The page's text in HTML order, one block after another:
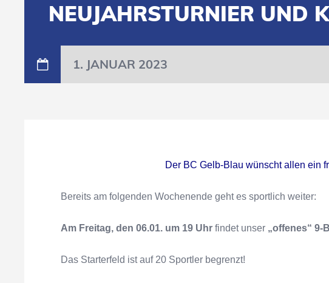
NEUJAHRSTURNIER UND
1. JANUAR 2023
Der BC Gelb-Blau wünscht allen ein
Bereits am folgenden Wochenende geht es sportlich weiter:
Am Freitag, den 06.01. um 19 Uhr findet unser „offenes“ 9-
Das Starterfeld ist auf 20 Sportler begrenzt!